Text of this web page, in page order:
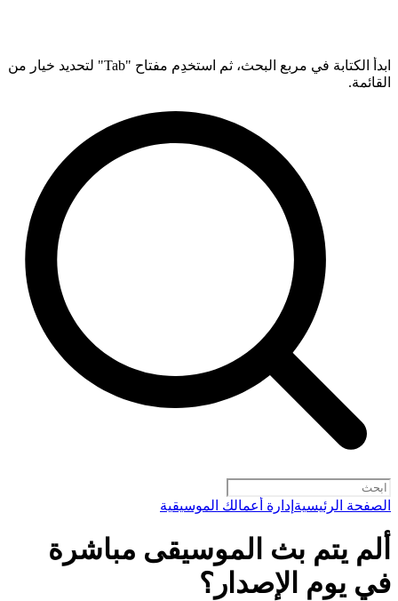
ابدأ الكتابة في مربع البحث، ثم استخدِم مفتاح "Tab" لتحديد خيار من
القائمة.
الصفحة الرئيسية إدارة أعمالك الموسيقية
ألم يتم بث الموسيقى مباشرة
في يوم الإصدار؟